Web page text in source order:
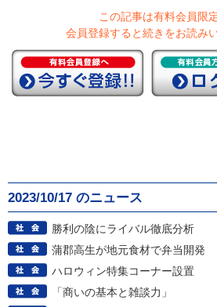
この記事は有料会員限
会員登録すると続きをお読み
2023/10/17 のニュース
勝利の陰にライバル徹底分析
蒲郡高生が地元食材で弁当開発
ハロウィン特集コーナー設置
「商いの基本と雑談力」